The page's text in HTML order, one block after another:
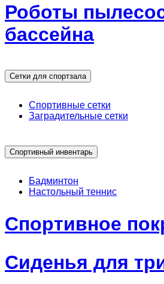
Роботы
бассейна
Сетки для спортзала
Спортивные сетки
Заградительные сетки
Спортивный инвентарь
Бадминтон
Настольный теннис
Спортивное
Сиденья для